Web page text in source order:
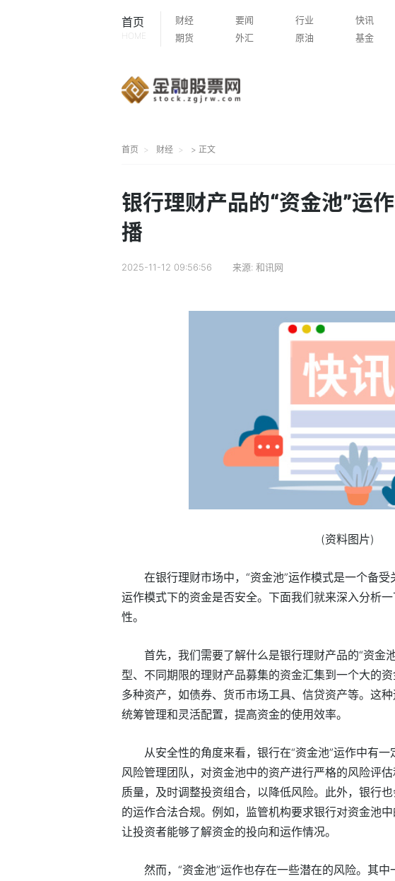
首页
HOME
财经 要闻 行业 快讯
期货
外汇 原油 基金
首页 财经 > 正文
银行理财产品的“资金池”运
播
2025-11-12 09:56:56 来源: 和讯网
(资料图片)
在银行理财市场中，“资金池”运作模式是一个备
运作模式下的资金是否安全。下面我们就来深入分析
性。
首先，我们需要了解什么是银行理财产品的“资金
型、不同期限的理财产品募集的资金汇集到一个大的
多种资产，如债券、货币市场工具、信贷资产等。这
统筹管理和灵活配置，提高资金的使用效率。
从安全性的角度来看，银行在“资金池”运作中有
风险管理团队，对资金池中的资产进行严格的风险评
质量，及时调整投资组合，以降低风险。此外，银行
的运作合法合规。例如，监管机构要求银行对资金池
让投资者能够了解资金的投向和运作情况。
然而，“资金池”运作也存在一些潜在的风险。其